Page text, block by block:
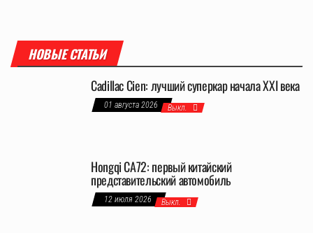
НОВЫЕ СТАТЬИ
Cadillac Cien: лучший суперкар начала XXI века
01 августа 2026 Выкл.
Hongqi CA72: первый китайский
представительский автомобиль
12 июля 2026 Выкл.